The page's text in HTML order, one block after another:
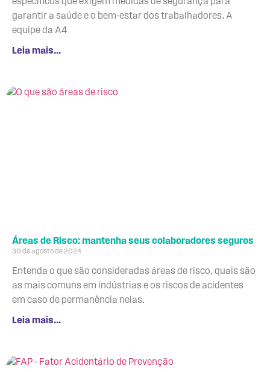
garantir a saúde e o bem-estar dos trabalhadores. A
equipe da A4
Leia mais...
Áreas de Risco: mantenha seus colaboradores seguros
30 de agosto de 2024
Entenda o que são consideradas áreas de risco, quais são
as mais comuns em indústrias e os riscos de acidentes
em caso de permanência nelas.
Leia mais...